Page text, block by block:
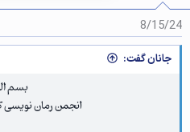
8/15/24
جانان گفت:
بسم
انجمن رمان نویسی